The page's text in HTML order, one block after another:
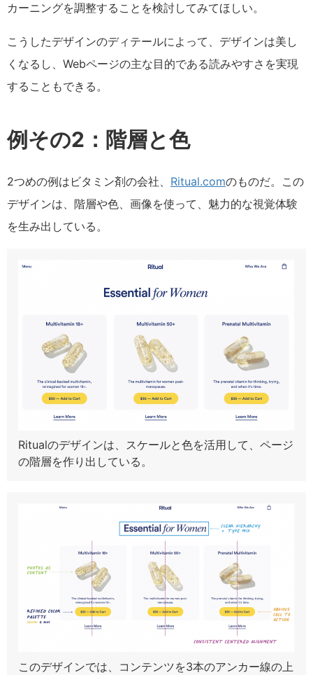
カーニングを調整することを検討してみてほしい。
こうしたデザインのディテールによって、デザインは美し
くなるし、Webページの主な目的である読みやすさを実現
することもできる。
例その2：階層と色
2つめの例はビタミン剤の会社、 Ritual.comのものだ。この
デザインは、階層や色、画像を使って、魅力的な視覚体験
を生み出している。
Ritualのデザインは、スケールと色を活用して、ページ
の階層を作り出している。
このデザインでは、コンテンツを3本のアンカー線の上